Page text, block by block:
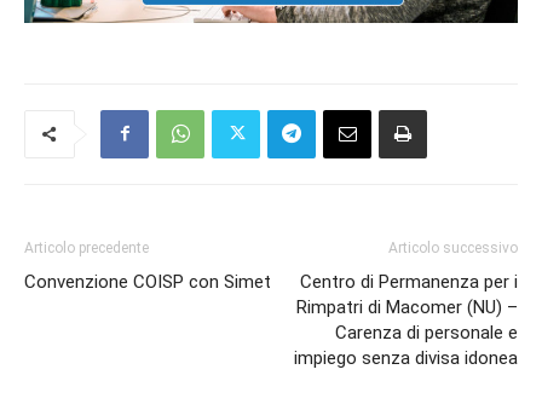
Articolo precedente
Convenzione COISP con Simet
Articolo successivo
Centro di Permanenza per i
Rimpatri di Macomer (NU) –
Carenza di personale e
impiego senza divisa idonea